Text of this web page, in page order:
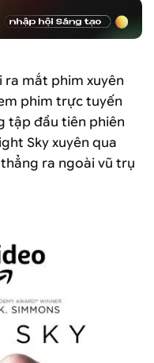
ra mắt phim xuyên
phim trực tuyến
tập đầu tiên phiên
Sky xuyên qua
ra ngoài vũ trụ